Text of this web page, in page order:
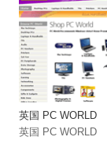
英国 PC WORLD
英国 PC WORLD